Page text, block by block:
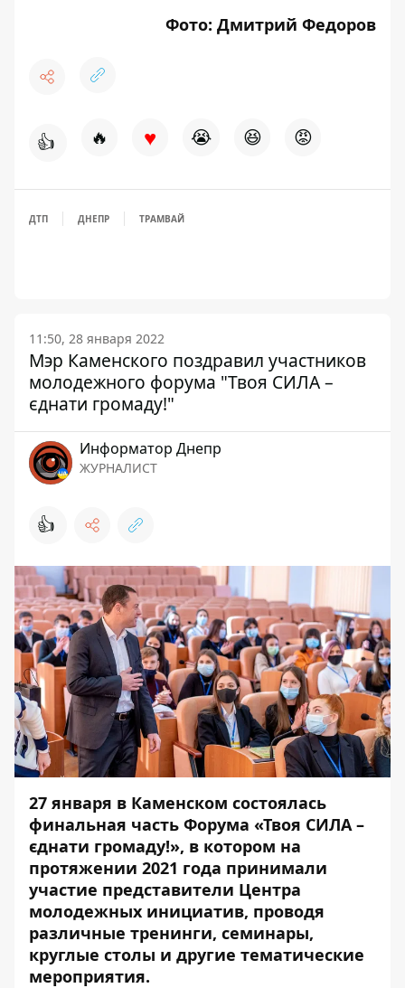
Фото: Дмитрий Федоров
👍 🔥 ♥ 😭 😆 😡
ДТП ДНЕПР ТРАМВАЙ
11:50, 28 января 2022
Мэр Каменского поздравил участников
молодежного форума "Твоя СИЛА –
єднати громаду!"
Информатор Днепр
ЖУРНАЛИСТ
👍
27 января в Каменском состоялась
финальная часть Форума «Твоя СИЛА –
єднати громаду!», в котором на
протяжении 2021 года принимали
участие представители Центра
молодежных инициатив, проводя
различные тренинги, семинары,
круглые столы и другие тематические
мероприятия.